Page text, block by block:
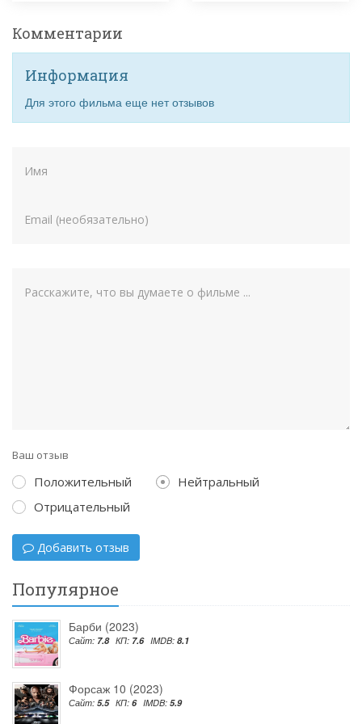
Комментарии
Информация
Для этого фильма еще нет отзывов
Ваш отзыв
Положительный
Нейтральный
Отрицательный
Добавить отзыв
Популярное
Барби (2023)
Сайт: 7.8 КП: 7.6 IMDB: 8.1
Форсаж 10 (2023)
Сайт: 5.5 КП: 6 IMDB: 5.9